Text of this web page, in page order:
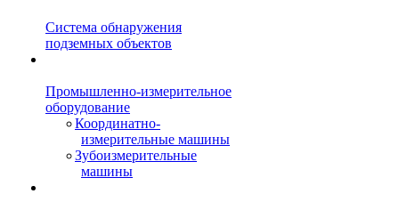
Система обнаружения
подземных объектов
Промышленно-измерительное
оборудование
Координатно-
измерительные машины
Зубоизмерительные
машины